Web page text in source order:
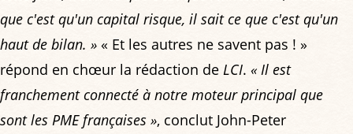
que c'est qu'un capital risque, il sait ce que c'est qu'un
haut de bilan. » « Et les autres ne savent pas ! »
répond en chœur la rédaction de LCI. « Il est
franchement connecté à notre moteur principal que
sont les PME françaises », conclut John-Peter